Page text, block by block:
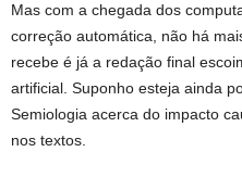
Mas com a chegada dos
correção automática, não há
recebe é já a redação final
artificial. Suponho esteja ainda
Semiologia acerca do impacto
nos textos.